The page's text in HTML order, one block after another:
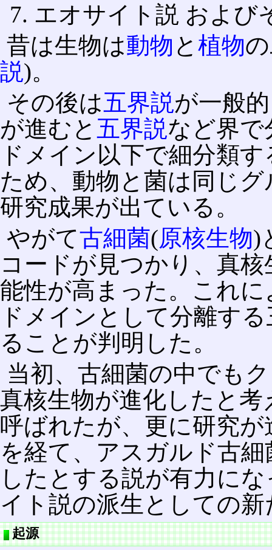
エオサイト説 および
昔は生物は動物 と植物
説)。
その後は五界説が一般
が進むと 五界説など界で
ドメイン以下で細分類
ため、動物と菌は同じ
研究成果が出ている。
やがて古細菌(原核生物)
コードが見つかり、真
能性が高まった。これ
ドメインとして分離す
ることが判明した。
当初、古細菌の中でも
真核生物が進化したと
呼ばれたが、更に研究
を経て、アスガルド古
したとする説が有力に
イト説の派生としての
起源